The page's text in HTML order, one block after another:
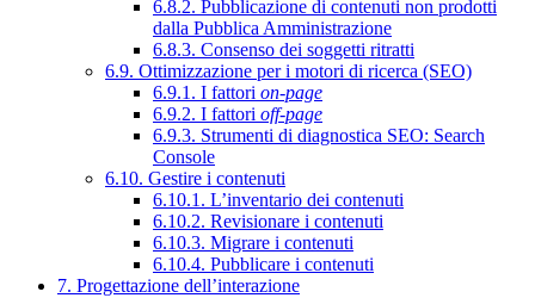
6.8.2. Pubblicazione di contenuti non prodotti
dalla Pubblica Amministrazione
6.8.3. Consenso dei soggetti ritratti
6.9. Ottimizzazione per i motori di ricerca (SEO)
6.9.1. I fattori on-page
6.9.2. I fattori off-page
6.9.3. Strumenti di diagnostica SEO: Search
Console
6.10. Gestire i contenuti
6.10.1. L’inventario dei contenuti
6.10.2. Revisionare i contenuti
6.10.3. Migrare i contenuti
6.10.4. Pubblicare i contenuti
7. Progettazione dell’interazione